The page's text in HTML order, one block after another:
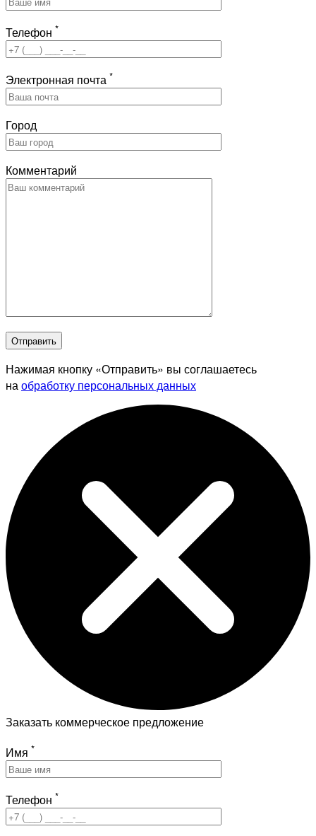
Телефон *
Электронная почта *
Город
Комментарий
Отправить
Нажимая кнопку «Отправить» вы соглашаетесь
наобработку персональных данных
Заказать коммерческое предложение
Имя *
Телефон *